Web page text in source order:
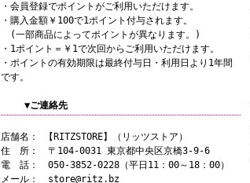
・会員登録でポイントがご利用いただけます。
・購入金額￥100で1ポイント付与されます。
(一部商品によってポイントが異なります。)
・1ポイント＝￥1で次回からご利用いただけます。
・ポイントの有効期限は最終付与日・利用日より1年間
です。
▼ご連絡先
店舗名： 【RITZSTORE】（リッツストア）
住 所： 〒104-0031 東京都中央区京橋3-9-6
電 話： 050-3852-0228（平日11：00～18：00）
メール： store@ritz.bz